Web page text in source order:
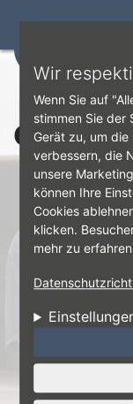
Wir
Wenn Sie auf
stimmen Sie der
Gerät zu, um
verbessern, die
unsere
können Ihre
Cookies
klicken.
mehr zu
Direkt zum Inhalt
eu-